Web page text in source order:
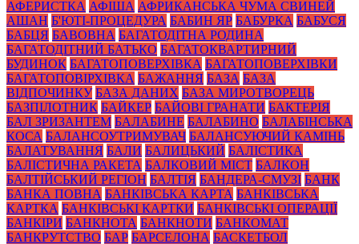
АФЕРИСТКА АФІША АФРИКАНСЬКА ЧУМА СВИНЕЙ
АШАН Б'ЮТІ-ПРОЦЕДУРА БАБИН ЯР БАБУРКА БАБУСЯ
БАБЦЯ БАВОВНА БАГАТОДІТНА РОДИНА
БАГАТОДІТНИЙ БАТЬКО БАГАТОКВАРТИРНИЙ
БУДИНОК БАГАТОПОВЕРХІВКА БАГАТОПОВЕРХІВКИ
БАГАТОПОВІРХІВКА БАЖАННЯ БАЗА БАЗА
ВІДПОЧИНКУ БАЗА ДАНИХ БАЗА МИРОТВОРЕЦЬ
БАЗПІЛОТНИК БАЙКЕР БАЙОВІ ГРАНАТИ БАКТЕРІЯ
БАЛ ЗРИЗАНТЕМ БАЛАБИНЕ БАЛАБИНО БАЛАБІНСЬКА
КОСА БАЛАНСОУТРИМУВАЧ БАЛАНСУЮЧИЙ КАМІНЬ
БАЛАТУВАННЯ БАЛИ БАЛИЦЬКИЙ БАЛІСТИКА
БАЛІСТИЧНА РАКЕТА БАЛКОВИЙ МІСТ БАЛКОН
БАЛТІЙСЬКИЙ РЕГІОН БАЛТІЯ БАНДЕРА-СМУЗІ БАНК
БАНКА ПОВНА БАНКІВСЬКА КАРТА БАНКІВСЬКА
КАРТКА БАНКІВСЬКІ КАРТКИ БАНКІВСЬКІ ОПЕРАЦІЇ
БАНКІРИ БАНКНОТА БАНКНОТИ БАНКОМАТ
БАНКРУТСТВО БАР БАРСЕЛОНА БАСКЕТБОЛ